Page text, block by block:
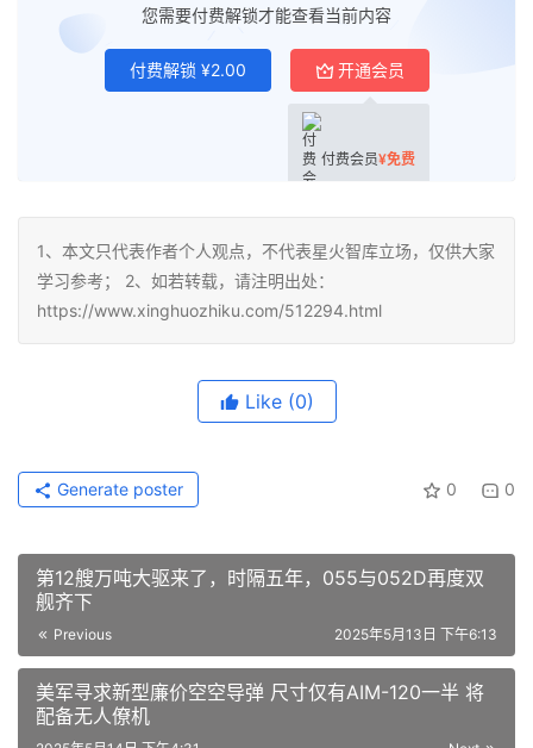
您需要付费解锁才能查看当前内容
付费解锁 ¥2.00 开通会员
付费会员¥免费
1、本文只代表作者个人观点，不代表星火智库立场，仅供大家
学习参考； 2、如若转载，请注明出处：
https://www.xinghuozhiku.com/512294.html
Like (0)
0 0
Generate poster
第12艘万吨大驱来了，时隔五年，055与052D再度双
舰齐下
Previous 2025年5月13日 下午6:13
美军寻求新型廉价空空导弹 尺寸仅有AIM-120一半 将
配备无人僚机